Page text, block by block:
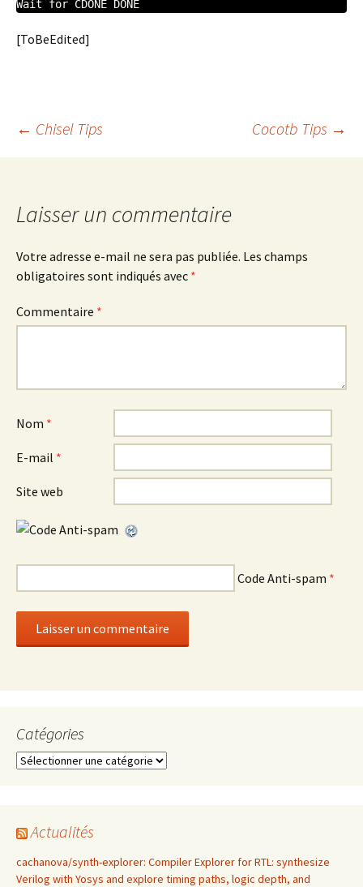
[ToBeEdited]
Navigation
articles
← Chisel Tips Cocotb Tips →
Laisser un commentaire
Votre adresse e-mail ne sera pas publiée. Les champs
obligatoires sont indiqués avec *
Commentaire *
Nom *
E-mail *
Site web
Code Anti-spam *
Catégories
Catégories
Actualités
cachanova/synth-explorer: Compiler Explorer for RTL: synthesize
Verilog with Yosys and explore timing paths, logic depth, and